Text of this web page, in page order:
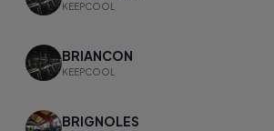
KEEPCOOL
BRIANCON
KEEPCOOL
BRIGNOLES